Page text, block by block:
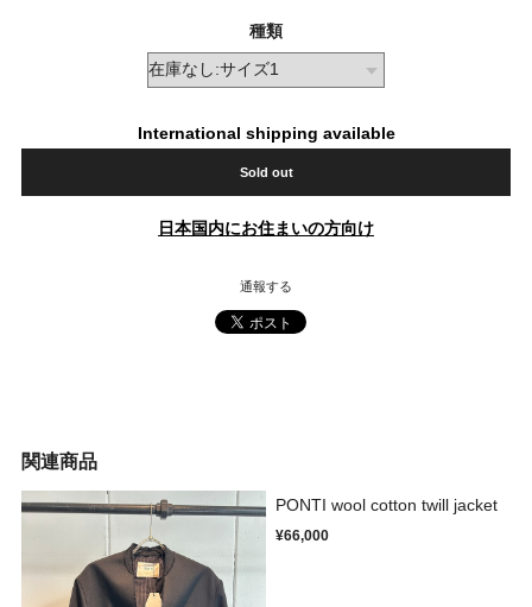
種類
International shipping available
Sold out
日本国内にお住まいの方向け
通報する
関連商品
PONTI wool cotton twill jacket
¥66,000